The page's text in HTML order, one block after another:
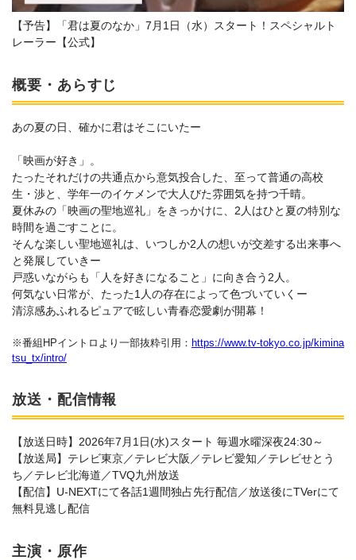
【予告】「君は夏のなか」7月1日（水）スタート！スペシャルト
レーラー【公式】
概要・あらすじ
あの夏の日、確かに君はそこにいたー
「映画が好き」。
たったそれだけの共通点から意気投合した、至って普通の高校
生・渉と、学年一のイケメンで大人びた雰囲気を持つ千晴。
夏休みの「映画の聖地巡礼」をきっかけに、2人はひと夏の特別な
時間を過ごすことに。
そんな楽しい聖地巡礼は、いつしか2人の想いが交差する出来事へ
と発展していきー
戸惑いながらも「人を好きになること」に向き合う2人。
何気ない日常が、たった1人の存在によって色づいていくー
清涼感あふれるピュアで眩しい青春恋愛劇が開幕！
※番組HPイントロより一部抜粋引用： https://www.tv-tokyo.co.jp/kimina
tsu_tx/intro/
放送・配信情報
【放送日時】2026年7月1日(水)スタート 毎週水曜深夜24:30～
【放送局】テレビ東京／テレビ大阪／テレビ愛知／テレビせとう
ち／テレビ北海道／TVQ九州放送
【配信】U-NEXTにて各話1週間独占先行配信／放送後にTVerにて
無料見逃し配信
主演・原作